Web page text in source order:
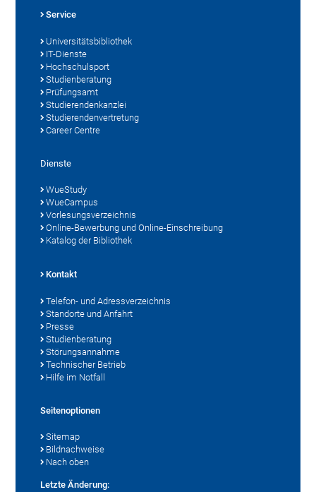
Service
Universitätsbibliothek
IT-Dienste
Hochschulsport
Studienberatung
Prüfungsamt
Studierendenkanzlei
Studierendenvertretung
Career Centre
Dienste
WueStudy
WueCampus
Vorlesungsverzeichnis
Online-Bewerbung und Online-Einschreibung
Katalog der Bibliothek
Kontakt
Telefon- und Adressverzeichnis
Standorte und Anfahrt
Presse
Studienberatung
Störungsannahme
Technischer Betrieb
Hilfe im Notfall
Seitenoptionen
Sitemap
Bildnachweise
Nach oben
Letzte Änderung: